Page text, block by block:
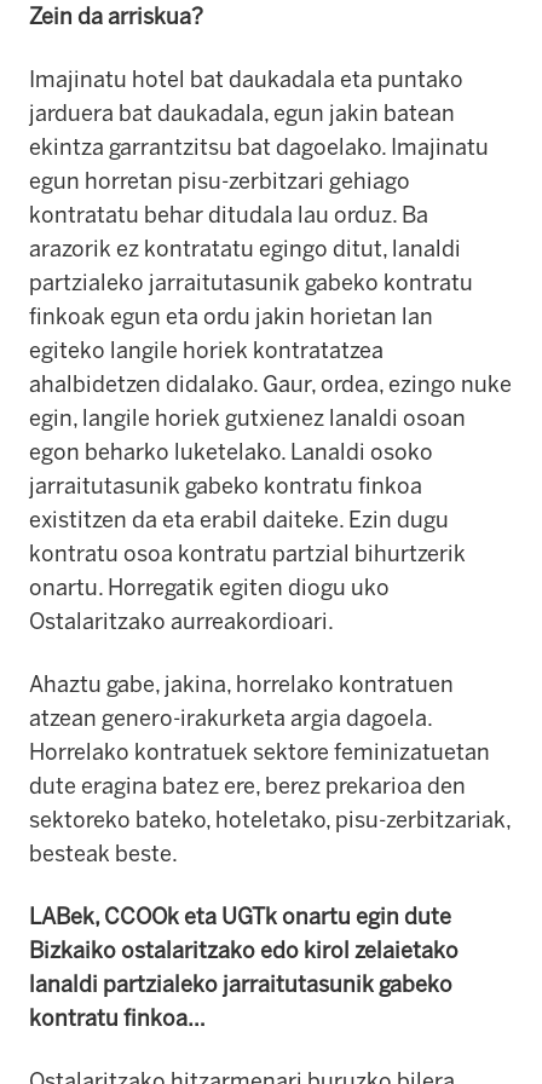
Zein da arriskua?
Imajinatu hotel bat daukadala eta puntako
jarduera bat daukadala, egun jakin batean
ekintza garrantzitsu bat dagoelako. Imajinatu
egun horretan pisu-zerbitzari gehiago
kontratatu behar ditudala lau orduz. Ba
arazorik ez kontratatu egingo ditut, lanaldi
partzialeko jarraitutasunik gabeko kontratu
finkoak egun eta ordu jakin horietan lan
egiteko langile horiek kontratatzea
ahalbidetzen didalako. Gaur, ordea, ezingo nuke
egin, langile horiek gutxienez lanaldi osoan
egon beharko luketelako. Lanaldi osoko
jarraitutasunik gabeko kontratu finkoa
existitzen da eta erabil daiteke. Ezin dugu
kontratu osoa kontratu partzial bihurtzerik
onartu. Horregatik egiten diogu uko
Ostalaritzako aurreakordioari.
Ahaztu gabe, jakina, horrelako kontratuen
atzean genero-irakurketa argia dagoela.
Horrelako kontratuek sektore feminizatuetan
dute eragina batez ere, berez prekarioa den
sektoreko bateko, hoteletako, pisu-zerbitzariak,
besteak beste.
LABek, CCOOk eta UGTk onartu egin dute
Bizkaiko ostalaritzako edo kirol zelaietako
lanaldi partzialeko jarraitutasunik gabeko
kontratu finkoa…